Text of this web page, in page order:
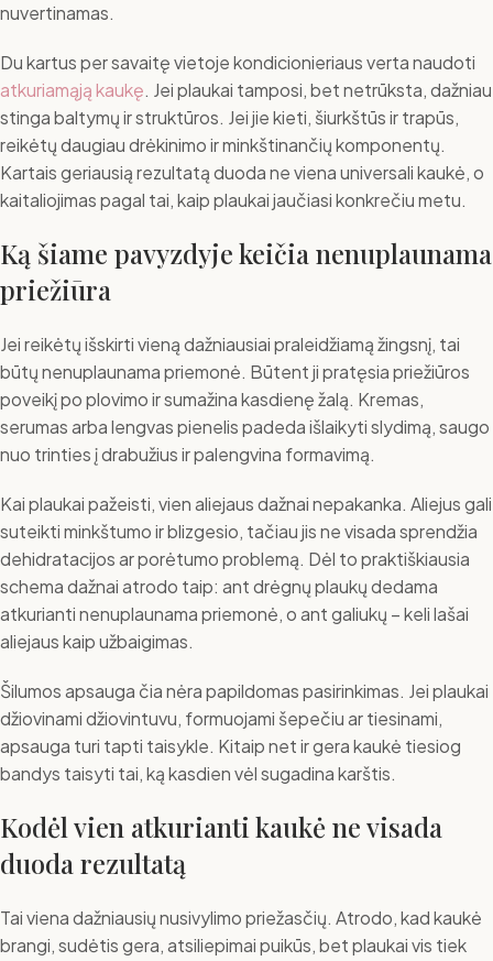
nuvertinamas.
Du kartus per savaitę vietoje kondicionieriaus verta naudoti
atkuriamąją kaukę. Jei plaukai tamposi, bet netrūksta, dažniau
stinga baltymų ir struktūros. Jei jie kieti, šiurkštūs ir trapūs,
reikėtų daugiau drėkinimo ir minkštinančių komponentų.
Kartais geriausią rezultatą duoda ne viena universali kaukė, o
kaitaliojimas pagal tai, kaip plaukai jaučiasi konkrečiu metu.
Ką šiame pavyzdyje keičia nenuplaunama
priežiūra
Jei reikėtų išskirti vieną dažniausiai praleidžiamą žingsnį, tai
būtų nenuplaunama priemonė. Būtent ji pratęsia priežiūros
poveikį po plovimo ir sumažina kasdienę žalą. Kremas,
serumas arba lengvas pienelis padeda išlaikyti slydimą, saugo
nuo trinties į drabužius ir palengvina formavimą.
Kai plaukai pažeisti, vien aliejaus dažnai nepakanka. Aliejus gali
suteikti minkštumo ir blizgesio, tačiau jis ne visada sprendžia
dehidratacijos ar porėtumo problemą. Dėl to praktiškiausia
schema dažnai atrodo taip: ant drėgnų plaukų dedama
atkurianti nenuplaunama priemonė, o ant galiukų – keli lašai
aliejaus kaip užbaigimas.
Šilumos apsauga čia nėra papildomas pasirinkimas. Jei plaukai
džiovinami džiovintuvu, formuojami šepečiu ar tiesinami,
apsauga turi tapti taisykle. Kitaip net ir gera kaukė tiesiog
bandys taisyti tai, ką kasdien vėl sugadina karštis.
Kodėl vien atkurianti kaukė ne visada
duoda rezultatą
Tai viena dažniausių nusivylimo priežasčių. Atrodo, kad kaukė
brangi, sudėtis gera, atsiliepimai puikūs, bet plaukai vis tiek